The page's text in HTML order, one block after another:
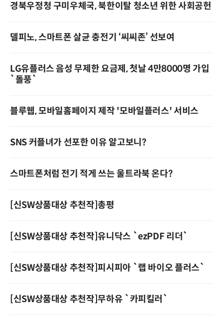
경북우정청 구미우체국, 북한이탈 청소년 위한 사회공헌
델피노, 스마트폰 살균 충전기 ‘씨씨존’ 선보여
LG유플러스 음성 무제한 요금제, 첫날 4만8000명 가입
`돌풍`
블루웹, 모바일홈페이지 제작 '모바일플러스' 서비스
SNS 커플녀가 선포한 이유 알고보니?
스마트폰처럼 전기 적게 쓰는 울트라북 온다?
[신SW상품대상 추천작]총평
[신SW상품대상 추천작]유니닥스 `ezPDF 리더`
[신SW상품대상 추천작]피시피아 `랩 바이오 플러스`
[신SW상품대상 추천작]무하유 `카피킬러`